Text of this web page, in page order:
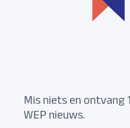
Mis niets en ontvang
WEP nieuws.